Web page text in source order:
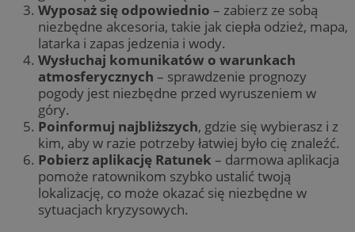
Wyposaż się odpowiednio – zabierz ze sobą
niezbędne akcesoria, takie jak ciepła odzież, mapa,
latarka i zapas jedzenia i wody.
Wysłuchaj komunikatów o warunkach
atmosferycznych – sprawdzenie prognozy
pogody jest niezbędne przed wyruszeniem w
góry.
Poinformuj najbliższych, gdzie się wybierasz i z
kim, aby w razie potrzeby łatwiej było cię znaleźć.
Pobierz aplikację Ratunek – darmowa aplikacja
pomoże ratownikom szybko ustalić twoją
lokalizację, co może okazać się niezbędne w
sytuacjach kryzysowych.